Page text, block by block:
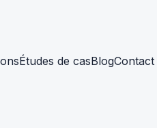
Études de casBlogContact